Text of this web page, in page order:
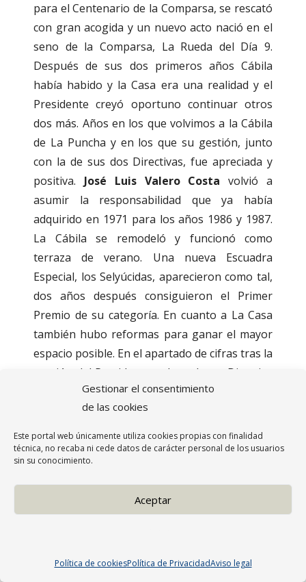
Gestionar el consentimiento
de las cookies
Este portal web únicamente utiliza cookies propias con finalidad
técnica, no recaba ni cede datos de carácter personal de los usuarios
sin su conocimiento.
Aceptar
Política de cookiesPolítica de PrivacidadAviso legal
para el Centenario de la Comparsa, se rescató
con gran acogida y un nuevo acto nació en el
seno de la Comparsa, La Rueda del Día 9.
Después de sus dos primeros años Cábila
había habido y la Casa era una realidad y el
Presidente creyó oportuno continuar otros
dos más. Años en los que volvimos a la Cábila
de La Puncha y en los que su gestión, junto
con la de sus dos Directivas, fue apreciada y
positiva. José Luis Valero Costa volvió a
asumir la responsabilidad que ya había
adquirido en 1971 para los años 1986 y 1987.
La Cábila se remodeló y funcionó como
terraza de verano. Una nueva Escuadra
Especial, los Selyúcidas, aparecieron como tal,
dos años después consiguieron el Primer
Premio de su categoría. En cuanto a La Casa
también hubo reformas para ganar el mayor
espacio posible. En el apartado de cifras tras la
gestión del Presidente y de su Junta Directiva
mucho se habló, se produjeron cincuenta y
cinco intervenciones el día de su cese
reglamentario que, en su mayoría,
reprobaban el resultado del ejercicio.
Vicente Rodes Amorós ocupó el cargo de
Presidente desde 1988 hasta 1993. Sus tres
Comparsa en gran cantidad de aspectos.